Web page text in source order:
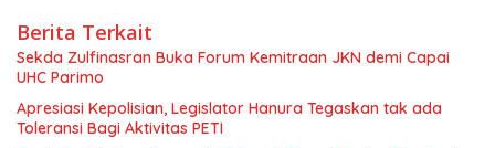
Berita Terkait
Sekda Zulfinasran Buka Forum Kemitraan JKN demi Capai
UHC Parimo
Apresiasi Kepolisian, Legislator Hanura Tegaskan tak ada
Toleransi Bagi Aktivitas PETI